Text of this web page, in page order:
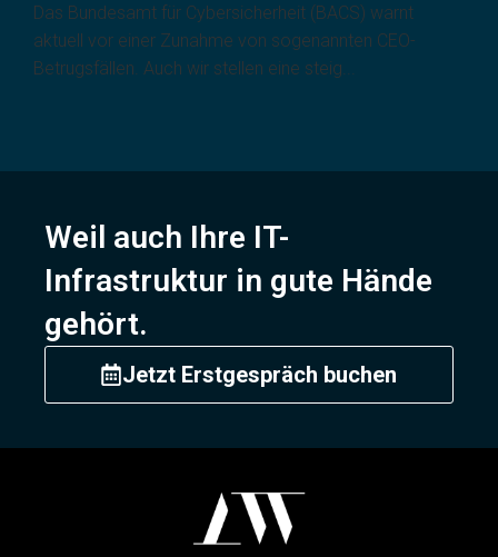
Das Bundesamt für Cybersicherheit (BACS) warnt
aktuell vor einer Zunahme von sogenannten CEO-
Betrugsfällen. Auch wir stellen eine steig...
Weil auch Ihre IT-
Infrastruktur in gute Hände
gehört.
Jetzt Erstgespräch buchen